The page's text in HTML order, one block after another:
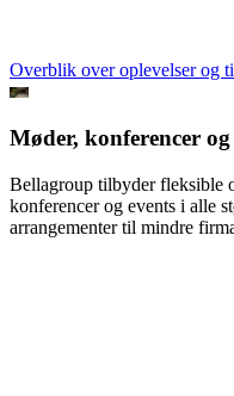
Overblik over oplevelser og
Møder, konferencer og
Bellagroup tilbyder fleksible
konferencer og events i alle
arrangementer til mindre